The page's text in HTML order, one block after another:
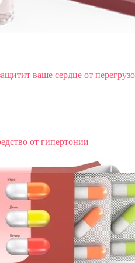
ваше сердце от
от гипертонии